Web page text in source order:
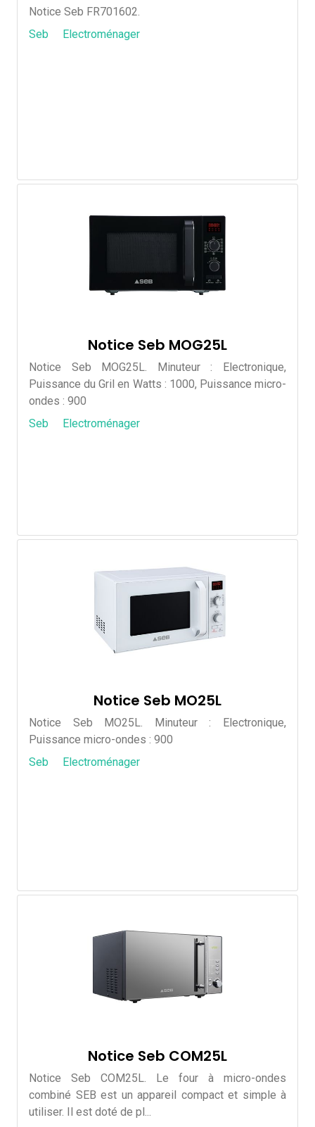
Notice Seb FR701602.
Seb
Electroménager
Notice Seb MOG25L
Notice Seb MOG25L. Minuteur : Electronique,
Puissance du Gril en Watts : 1000, Puissance micro-
ondes : 900
Seb
Electroménager
Notice Seb MO25L
Notice Seb MO25L. Minuteur : Electronique,
Puissance micro-ondes : 900
Seb
Electroménager
Notice Seb COM25L
Notice Seb COM25L. Le four à micro-ondes
combiné SEB est un appareil compact et simple à
utiliser. Il est doté de pl...